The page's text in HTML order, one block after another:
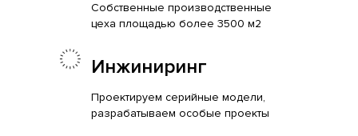
Собственные производственные
цеха площадью более 3500 м2
Инжиниринг
Проектируем серийные модели,
разрабатываем особые проекты